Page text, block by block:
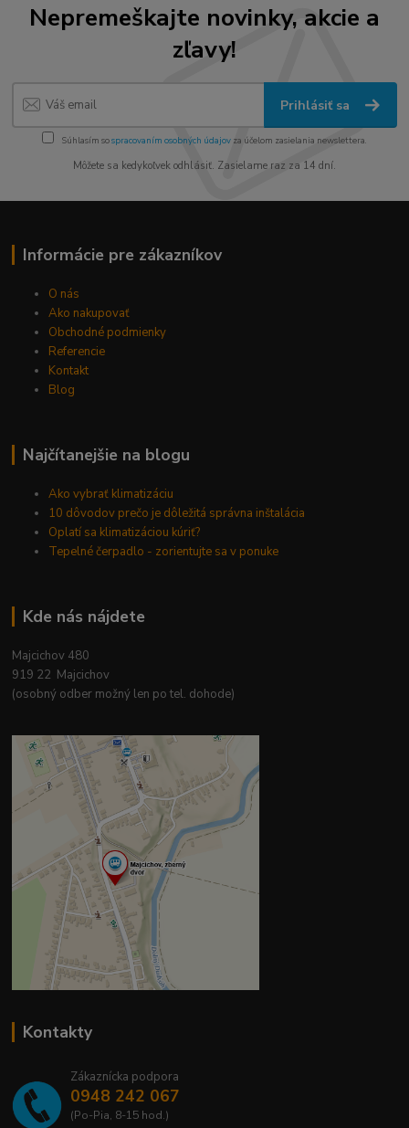
Nepremeškajte novinky, akcie a
zľavy!
Prihlásiť sa
Súhlasím sospracovaním osobných údajov za účelom zasielania newslettera.
Môžete sa kedykoľvek odhlásiť. Zasielame raz za 14 dní.
Informácie pre zákazníkov
O nás
Ako nakupovať
Obchodné podmienky
Referencie
Kontakt
Blog
Najčítanejšie na blogu
Ako vybrať klimatizáciu
10 dôvodov prečo je dôležitá správna inštalácia
Oplatí sa klimatizáciou kúriť?
Tepelné čerpadlo - zorientujte sa v ponuke
Kde nás nájdete
Majcichov 480
919 22 Majcichov
(osobný odber možný len po tel. dohode)
Kontakty
Zákaznícka podpora
0948 242 067
(Po-Pia, 8-15 hod.)